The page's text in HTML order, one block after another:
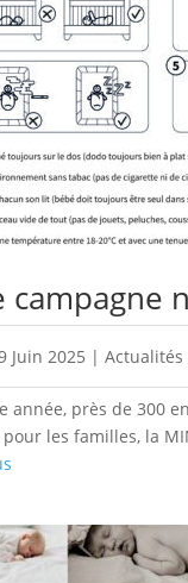
campagne
Juin 2025 |
année, près de 300
les familles, la